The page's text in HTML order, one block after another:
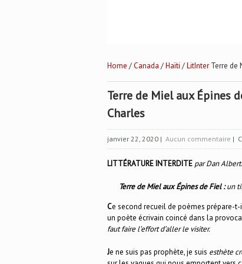
Home /Canada /Haïti /LitInter Terre de
Terre de Miel aux Épines
Charles
janvier 22, 2020 | Aucun commentaire |
LITTÉRATURE INTERDITE par Dan
Terre de Miel aux Épines de Fiel :un
Ce second recueil de poèmes prépare-
un poète écrivain coincé dans la
faut faire l’effort d’aller le visiter.
Je ne suis pas prophète, je suis esthète